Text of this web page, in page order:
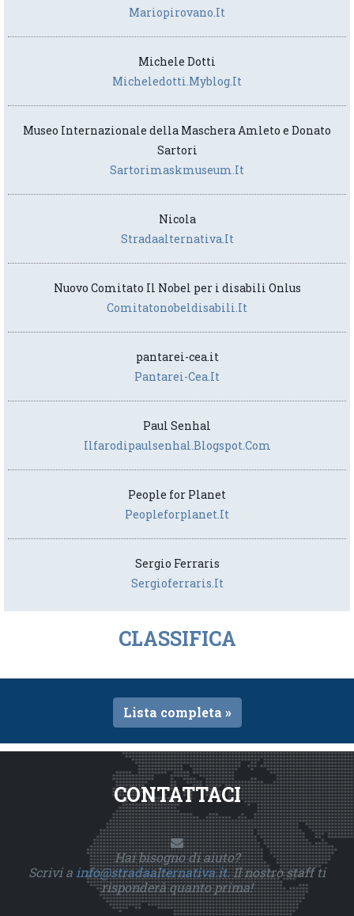
Mariopirovano.it
Michele Dotti
Micheledotti.myblog.it
Museo Internazionale della Maschera Amleto e Donato
Sartori
Sartorimaskmuseum.it
Nicola
Stradaalternativa.it
Nuovo Comitato Il Nobel per i disabili Onlus
Comitatonobeldisabili.it
pantarei-cea.it
Pantarei-Cea.it
Paul Senhal
Ilfarodipaulsenhal.blogspot.com
People for Planet
Peopleforplanet.it
Sergio Ferraris
Sergioferraris.it
CLASSIFICA
Lista completa »
CONTATTACI
Hai bisogno di aiuto?
Scrivi a info@stradaalternativa.it. Il nostro staff ti
risponderà quanto prima!